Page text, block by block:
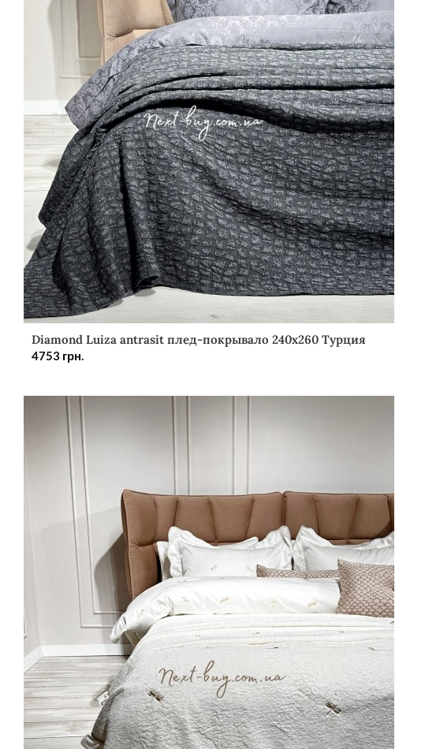
Diamond Luiza antrasit плед-покрывало 240х260 Турция
4753 грн.